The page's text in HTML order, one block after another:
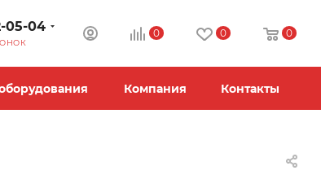
05-04 0 0 0
Компания Контакты